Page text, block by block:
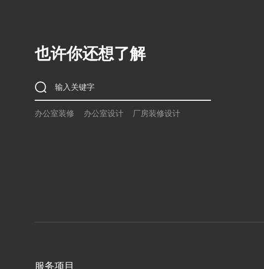
也许你还想了解
办公室装修 办公室设计 厂房装修设计
服务项目